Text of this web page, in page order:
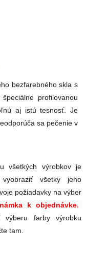
bezfarebného skla s
profilovanou
aj istú tesnosť. Je
sa pečenie v
všetkých výrobkov je
všetky jeho
požiadavky na výber
k objednávke.
farby výrobku
tam.